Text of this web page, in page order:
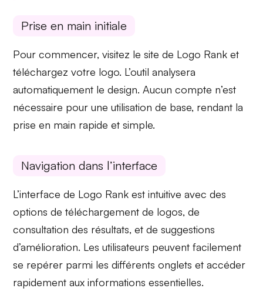
Prise en main initiale
Pour commencer, visitez le site de Logo Rank et
téléchargez votre logo. L’outil analysera
automatiquement le design. Aucun compte n’est
nécessaire pour une utilisation de base, rendant la
prise en main rapide et simple.
Navigation dans l’interface
L’interface de Logo Rank est intuitive avec des
options detéléchargement de logos, de
consultation des résultats, et de suggestions
d’amélioration. Les utilisateurs peuvent facilement
se repérer parmi les différentsonglets et accéder
rapidement aux informations essentielles.